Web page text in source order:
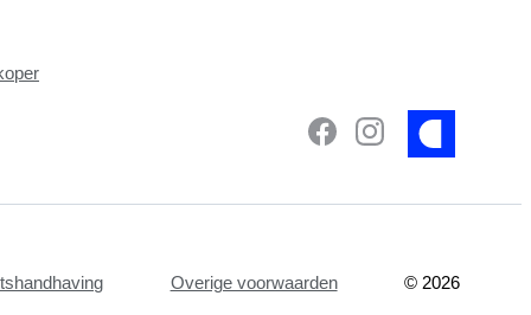
Overige voorwaarden © 2026